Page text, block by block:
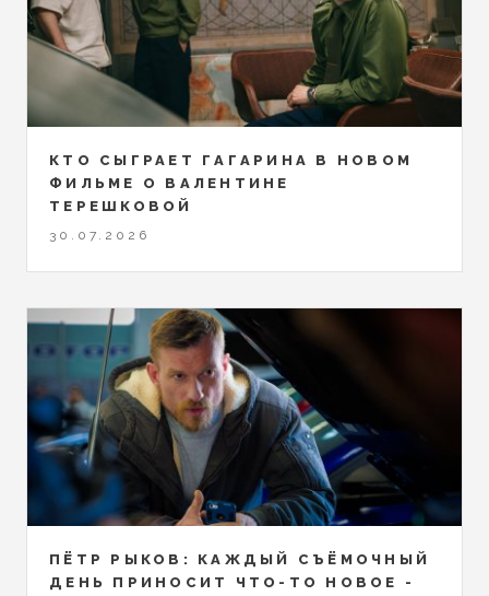
КТО СЫГРАЕТ ГАГАРИНА В НОВОМ
ФИЛЬМЕ О ВАЛЕНТИНЕ
ТЕРЕШКОВОЙ
30.07.2026
ПЁТР РЫКОВ: КАЖДЫЙ СЪЁМОЧНЫЙ
ДЕНЬ ПРИНОСИТ ЧТО-ТО НОВОЕ -